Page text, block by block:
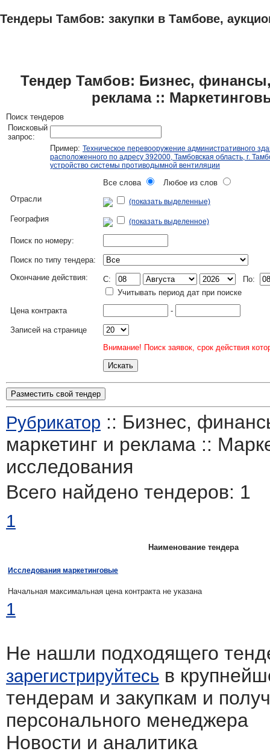
Тендеры Тамбов: закупки в Тамбове,
Тендер Тамбов: Бизнес,
реклама ::
Поиск тендеров
Поисковый
запрос:
Пример: Техническое перевооружение административного
расположенного по адресу 392000, Тамбовская область, г.
устройство системы противодымной вентиляции
Все слова
Любое из слов
Отрасли
(показать выделенные)
География (показать выделенное)
Поиск по номеру:
Поиск по типу тендера:
Окончание действия:
C:
По:
Учитывать период дат при поиске
Цена контракта
-
Записей на странице
Внимание! Поиск заявок, срок действия
Разместить свой тендер
Рубрикатор :: Бизнес,
маркетинг и реклама ::
исследования
Всего найдено тендеров: 1
1
Наименование тендера
Исследования маркетинговые
Начальная максимальная цена контракта не указана
1
Не нашли подходящего
зарегистрируйтесь в
тендерам и закупкам и
персонального менеджера
Новости и аналитика